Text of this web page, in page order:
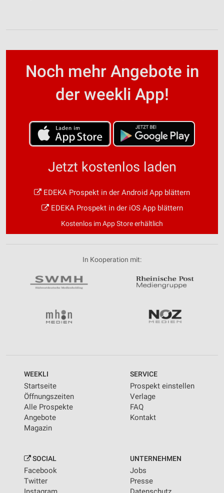
Noch mehr Angebote in
der weekli App!
Jetzt kostenlos laden
EDEKA Prospekt in der Android App blättern
EDEKA Prospekt in der iOS App blättern
Kostenlos im App Store erhältlich
In Kooperation mit:
WEEKLI
Startseite
Öffnungszeiten
Alle Prospekte
Angebote
Magazin
SERVICE
Prospekt einstellen
Verlage
FAQ
Kontakt
SOCIAL
Facebook
Twitter
UNTERNEHMEN
Jobs
Presse